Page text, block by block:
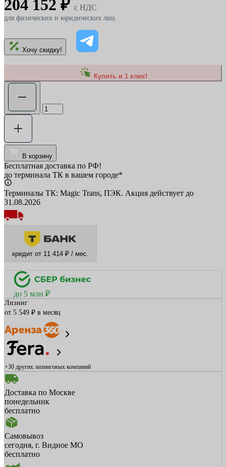
204 152 ₽ c НДС
для физических и юридических лиц
Хочу скидку!
Купить в 1 клик!
В корзину
Бесплатная доставка по РФ!
до терминала ТК в вашем городе*
Терминалы ТК: Magic Trans, ПЭК. Акция действует до
31.08.2026
кредит от 11 414 ₽ / мес.
до 5 млн ₽
Лизинг
от 5 549 ₽ в месяц
+30 других лизинговых компаний
Доставка по Москве
понедельник
бесплатно
Самовывоз
сегодня, г. Видное МО
бесплатно